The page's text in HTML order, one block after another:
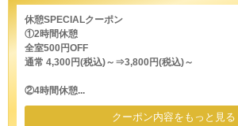
休憩SPECIALクーポン
①2時間休憩
全室500円OFF
通常 4,300円(税込)～⇒3,800円(税込)～
②4時間休憩...
クーポン内容をもっと見る